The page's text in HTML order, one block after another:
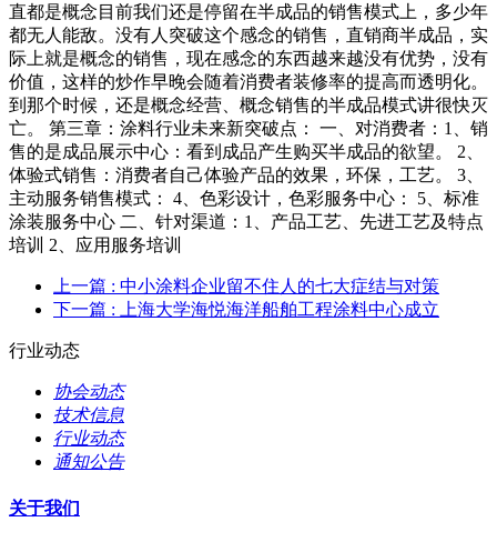
直都是概念目前我们还是停留在半成品的销售模式上，多少年
都无人能敌。没有人突破这个感念的销售，直销商半成品，实
际上就是概念的销售，现在感念的东西越来越没有优势，没有
价值，这样的炒作早晚会随着消费者装修率的提高而透明化。
到那个时候，还是概念经营、概念销售的半成品模式讲很快灭
亡。 第三章：涂料行业未来新突破点： 一、对消费者：1、销
售的是成品展示中心：看到成品产生购买半成品的欲望。 2、
体验式销售：消费者自己体验产品的效果，环保，工艺。 3、
主动服务销售模式： 4、色彩设计，色彩服务中心： 5、标准
涂装服务中心 二、针对渠道：1、产品工艺、先进工艺及特点
培训 2、应用服务培训
上一篇 : 中小涂料企业留不住人的七大症结与对策
下一篇 : 上海大学海悦海洋船舶工程涂料中心成立
行业动态
协会动态
技术信息
行业动态
通知公告
关于我们